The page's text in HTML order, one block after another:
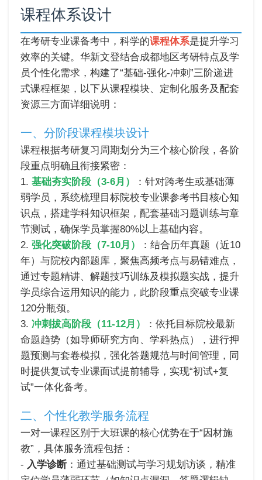
课程体系设计
在考研专业课备考中，科学的课程体系是提升学习
效率的关键。华新文登结合成都地区考研特点及学
员个性化需求，构建了“基础-强化-冲刺”三阶递进
式课程框架，以下从课程模块、定制化服务及配套
资源三方面详细说明：
一、分阶段课程模块设计
课程根据考研复习周期划分为三个核心阶段，各阶
段重点明确且衔接紧密：
1. 基础夯实阶段（3-6月）
：针对跨考生或基础薄
弱学员，系统梳理目标院校专业课参考书目核心知
识点，搭建学科知识框架，配套基础习题训练与章
节测试，确保学员掌握80%以上基础内容。
2. 强化突破阶段（7-10月）
：结合历年真题（近10
年）与院校内部题库，聚焦高频考点与易错难点，
通过专题精讲、解题技巧训练及模拟题实战，提升
学员综合运用知识的能力，此阶段重点突破专业课
120分瓶颈。
3. 冲刺拔高阶段（11-12月）
：依托目标院校最新
命题趋势（如导师研究方向、学科热点），进行押
题预测与套卷模拟，强化答题规范与时间管理，同
时提供复试专业课面试提前辅导，实现“初试+复
试”一体化备考。
二、个性化教学服务流程
一对一课程区别于大班课的核心优势在于“因材施
教”，具体服务流程包括：
- 入学诊断：通过基础测试与学习规划访谈，精准